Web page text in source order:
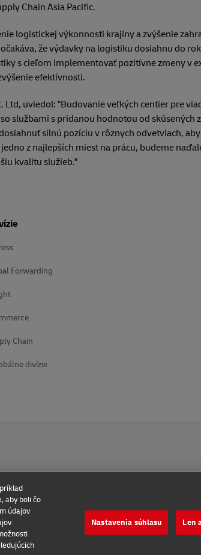
Chain Asia Pacific.
logistickej výkonnosti krajiny a zvýšenie
že výdavky na logistiku dosiahnu do
s cieľom implementovať pozitívne zmeny v
efektívnosti.
uviedol: "Budovanie veľkých centier pre
službami s pridanou hodnotou od skúsených
silnú pozíciu v rôznych odvetviach, aby
z najlepších miest na prácu, budeme
kvalitu služieb."
Forwarding
Chain
divízie
o ochrane súkromia
práva vyhradené
aby boli čo
údajov
Nastavenia súhlasu Len